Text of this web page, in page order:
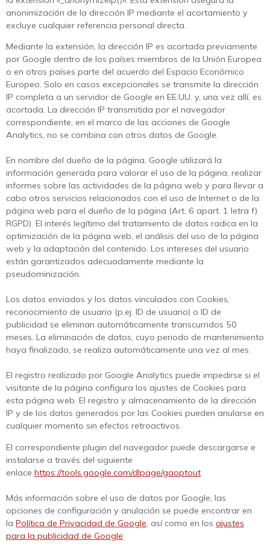
anonimización de la dirección IP mediante el acortamiento y
excluye cualquier referencia personal directa.
Mediante la extensión, la dirección IP es acortada previamente
por Google dentro de los países miembros de la Unión Europea
o en otros países parte del acuerdo del Espacio Económico
Europeo. Solo en casos excepcionales se transmite la dirección
IP completa a un servidor de Google en EE.UU. y, una vez allí, es
acortada. La dirección IP transmitida por el navegador
correspondiente, en el marco de las acciones de Google
Analytics, no se combina con otros datos de Google.
En nombre del dueño de la página, Google utilizará la
información generada para valorar el uso de la página, realizar
informes sobre las actividades de la página web y para llevar a
cabo otros servicios relacionados con el uso de Internet o de la
página web para el dueño de la página (Art. 6 apart. 1 letra f)
RGPD). El interés legítimo del tratamiento de datos radica en la
optimización de la página web, el análisis del uso de la página
web y la adaptación del contenido. Los intereses del usuario
están garantizados adecuadamente mediante la
pseudominización.
Los datos enviados y los datos vinculados con Cookies,
reconocimiento de usuario (p.ej. ID de usuario) o ID de
publicidad se eliminan automáticamente transcurridos 50
meses. La eliminación de datos, cuyo periodo de mantenimiento
haya finalizado, se realiza automáticamente una vez al mes.
El registro realizado por Google Analytics puede impedirse si el
visitante de la página configura los ajustes de Cookies para
esta página web. El registro y almacenamiento de la dirección
IP y de los datos generados por las Cookies pueden anularse en
cualquier momento sin efectos retroactivos.
El correspondiente plugin del navegador puede descargarse e
instalarse a través del siguiente
enlace https://tools.google.com/dlpage/gaoptout
Más información sobre el uso de datos por Google, las
opciones de configuración y anulación se puede encontrar en
la Política de Privacidad de Google , así como en los ajustes
para la publicidad de Google